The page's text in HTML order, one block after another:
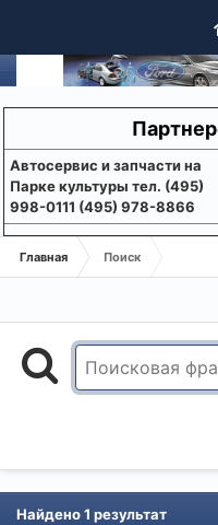
Aвтосервис и запчасти на
Парке культуры тел. (495)
998-0111 (495) 978-8866
Главная Поиск
Найдено 1 результат